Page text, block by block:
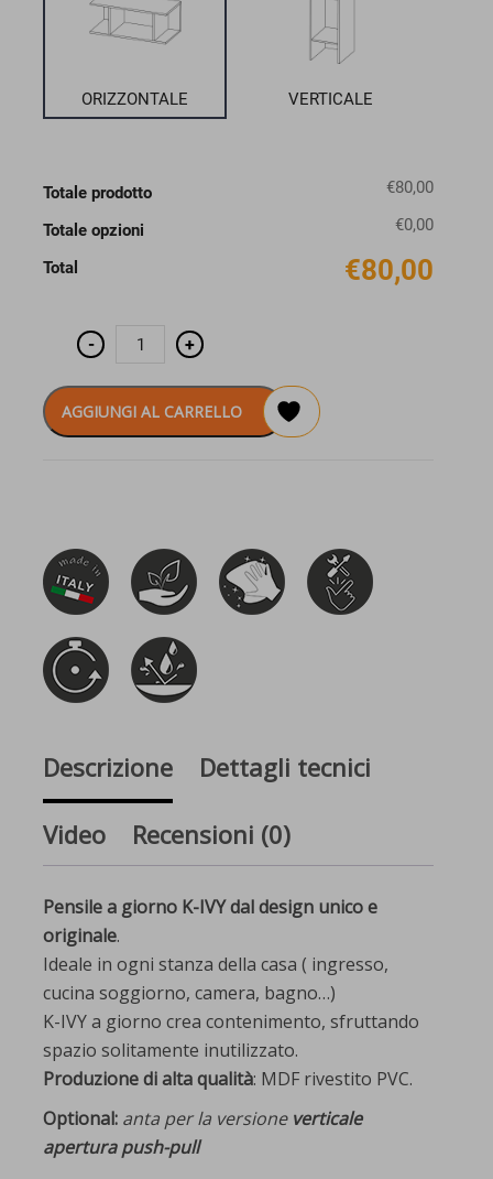
ORIZZONTALE VERTICALE
Totale prodotto €80,00
Totale opzioni €0,00
Total €80,00
- a
K-
cm
90x15
+
AGGIUNGI AL CARRELLO
Descrizione Dettagli tecnici
Video Recensioni (0)
Pensile a giorno K-IVY dal design unico e
originale.
Ideale in ogni stanza della casa ( ingresso,
cucina soggiorno, camera, bagno…)
K-IVY a giorno crea contenimento, sfruttando
spazio solitamente inutilizzato.
Produzione di alta qualità: MDF rivestito PVC.
Optional:anta per la versione verticale
apertura push-pull